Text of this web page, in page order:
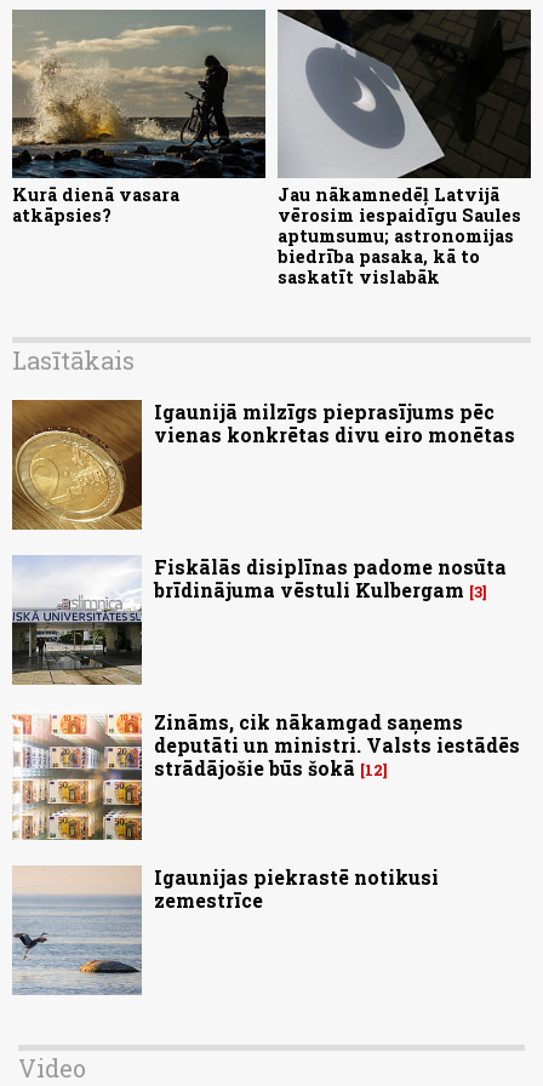
Kurā dienā vasara
atkāpsies?
Jau nākamnedēļ Latvijā
vērosim iespaidīgu Saules
aptumsumu; astronomijas
biedrība pasaka, kā to
saskatīt vislabāk
Lasītākais
Igaunijā milzīgs pieprasījums pēc
vienas konkrētas divu eiro monētas
Fiskālās disiplīnas padome nosūta
brīdinājuma vēstuli Kulbergam 3
Zināms, cik nākamgad saņems
deputāti un ministri. Valsts iestādēs
strādājošie būs šokā
12
Igaunijas piekrastē notikusi
zemestrīce
Video